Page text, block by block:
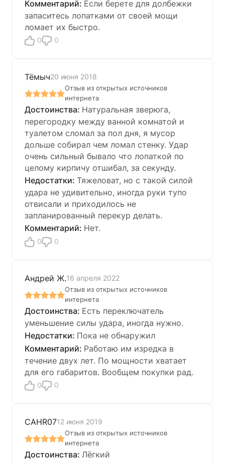
Если берете для долбежки
запаситесь лопатками от своей мощи
ломает их быстро.
0 0
Тёмыч20 июня 2018
Отзыв из открытых источников
интернета
Натуральная зверюга,
перегородку между ванной комнатой и
туалетом сломал за пол дня, я мусор
дольше собирал чем ломал стенку. Удар
очень сильный бывало что лопаткой по
целому кирпичу отшибал, за секунду.
Тяжеловат, но с такой силой
удара не удивительно, иногда руки тупо
отвисали и приходилось не
запланированный перекур делать.
Нет.
0 0
Андрей Ж.16 апреля 2022
Отзыв из открытых источников
интернета
Есть переключатель
уменьшение силы удара, иногда нужно.
Пока не обнаружил
Работаю им изредка в
течение двух лет. По мощности хватает
для его габаритов. Вообщем покупки рад.
0 0
CAHR0712 июня 2019
Отзыв из открытых источников
интернета
Лёгкий